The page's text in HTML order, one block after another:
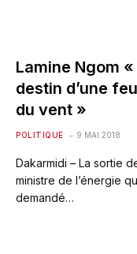
Lamine Ngom
destin d’une
du vent »
POLITIQUE 9 MAI 2018
Dakarmidi – La sortie
ministre de l’énergie
demandé…